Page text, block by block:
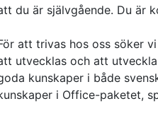
du är självgående. Du är
att trivas hos oss söker
utvecklas och att
kunskaper i både
i Office-paketet,